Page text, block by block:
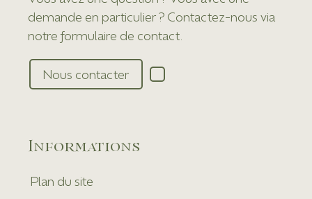
Informations
Plan du site
demande en particulier ? Contactez-nous via
notre formulaire de contact.
Nous contacter